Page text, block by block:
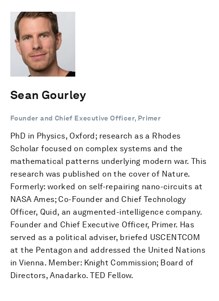
Sean Gourley
Founder and Chief Executive Officer, Primer
PhD in Physics, Oxford; research as a Rhodes
Scholar focused on complex systems and the
mathematical patterns underlying modern war. This
research was published on the cover of Nature.
Formerly: worked on self-repairing nano-circuits at
NASA Ames; Co-Founder and Chief Technology
Officer, Quid, an augmented-intelligence company.
Founder and Chief Executive Officer, Primer. Has
served as a political adviser, briefed USCENTCOM
at the Pentagon and addressed the United Nations
in Vienna. Member: Knight Commission; Board of
Directors, Anadarko. TED Fellow.